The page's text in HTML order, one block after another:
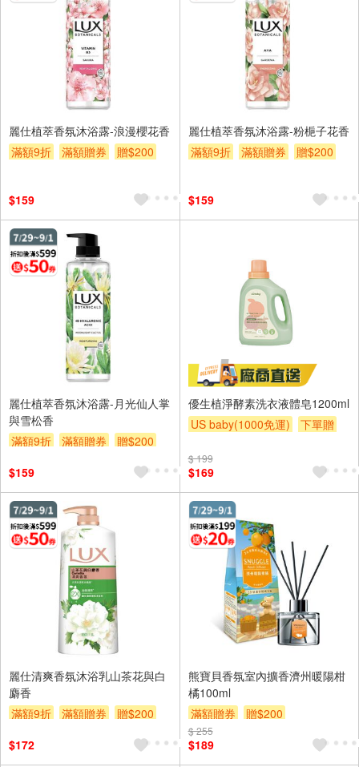
麗仕植萃香氛沐浴露-浪漫櫻花香
滿額9折
滿額贈券 贈$200
$159
麗仕植萃香氛沐浴露-粉梔子花香
滿額9折
滿額贈券 贈$200
$159
麗仕植萃香氛沐浴露-月光仙人掌
與雪松香
滿額9折
滿額贈券
贈$200
$159
優生植淨酵素洗衣液體皂1200ml
US baby(1000免運)
下單贈
$ 199
$169
麗仕清爽香氛沐浴乳山茶花與白
麝香
滿額9折
滿額贈券
贈$200
$172
熊寶貝香氛室內擴香濟州暖陽柑
橘100ml
滿額贈券
贈$200
$ 255
$189